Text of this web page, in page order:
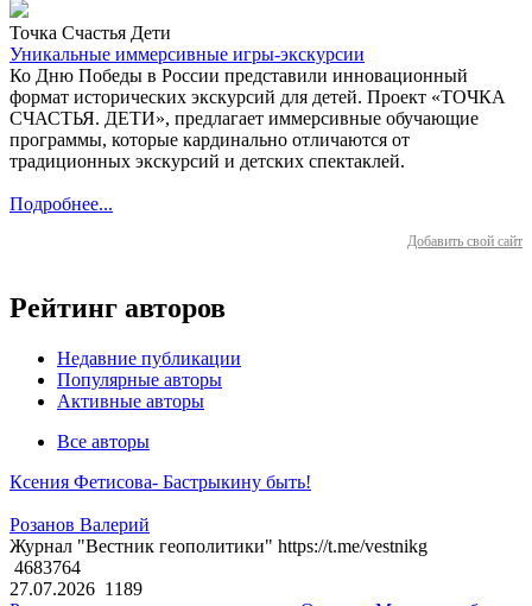
Точка Счастья Дети
Уникальные иммерсивные игры-экскурсии
Ко Дню Победы в России представили инновационный
формат исторических экскурсий для детей. Проект «ТОЧКА
СЧАСТЬЯ. ДЕТИ», предлагает иммерсивные обучающие
программы, которые кардинально отличаются от
традиционных экскурсий и детских спектаклей.
Подробнее...
Добавить свой сайт
Рейтинг авторов
Недавние публикации
Популярные авторы
Активные авторы
Все авторы
Ксения Фетисова- Бастрыкину быть!
Розанов Валерий
Журнал "Вестник геополитики" https://t.me/vestnikg
4683764
27.07.2026 1189